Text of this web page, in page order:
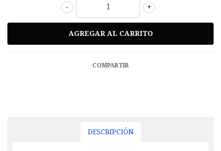
+
-
COMPARTIR
DESCRIPCIÓN